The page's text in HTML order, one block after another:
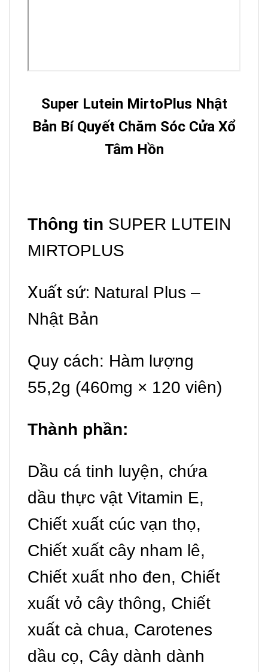
Super Lutein MirtoPlus Nhật
Bản Bí Quyết Chăm Sóc Cửa Xổ
Tâm Hồn
Thông tin SUPER LUTEIN
MIRTOPLUS
Xuất sứ: Natural Plus –
Nhật Bản
Quy cách: Hàm lượng
55,2g (460mg × 120 viên)
Thành phần:
Dầu cá tinh luyện, chứa
dầu thực vật Vitamin E,
Chiết xuất cúc vạn thọ,
Chiết xuất cây nham lê,
Chiết xuất nho đen, Chiết
xuất vỏ cây thông, Chiết
xuất cà chua, Carotenes
dầu cọ, Cây dành dành